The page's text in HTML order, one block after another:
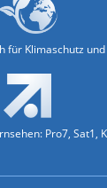
für Klimaschutz
Pro7, Sat1,